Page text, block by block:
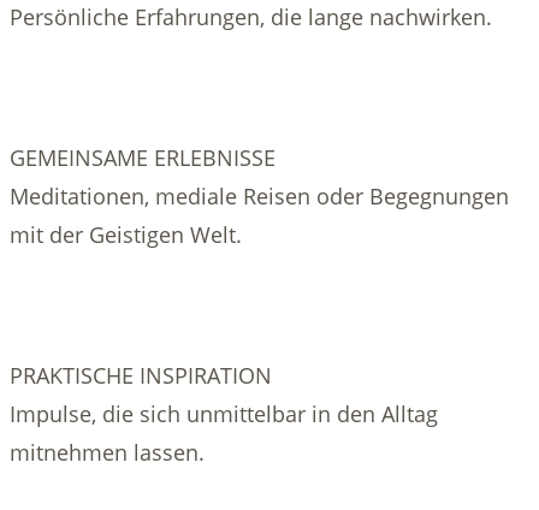
Persönliche Erfahrungen, die lange nachwirken.
GEMEINSAME ERLEBNISSE
Meditationen, mediale Reisen oder Begegnungen
mit der Geistigen Welt.
PRAKTISCHE INSPIRATION
Impulse, die sich unmittelbar in den Alltag
mitnehmen lassen.